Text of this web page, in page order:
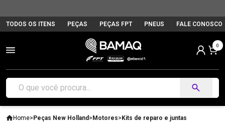
TODOS OS ITENS PEÇAS PEÇAS FPT PNEUS FALE CONOSCO
0
Home>Peças New Holland >Motores>Kits de reparo e juntas